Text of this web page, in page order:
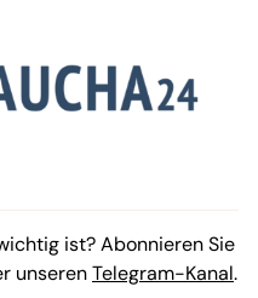
ist? Abonnieren Sie
unserenTelegram-Kanal.